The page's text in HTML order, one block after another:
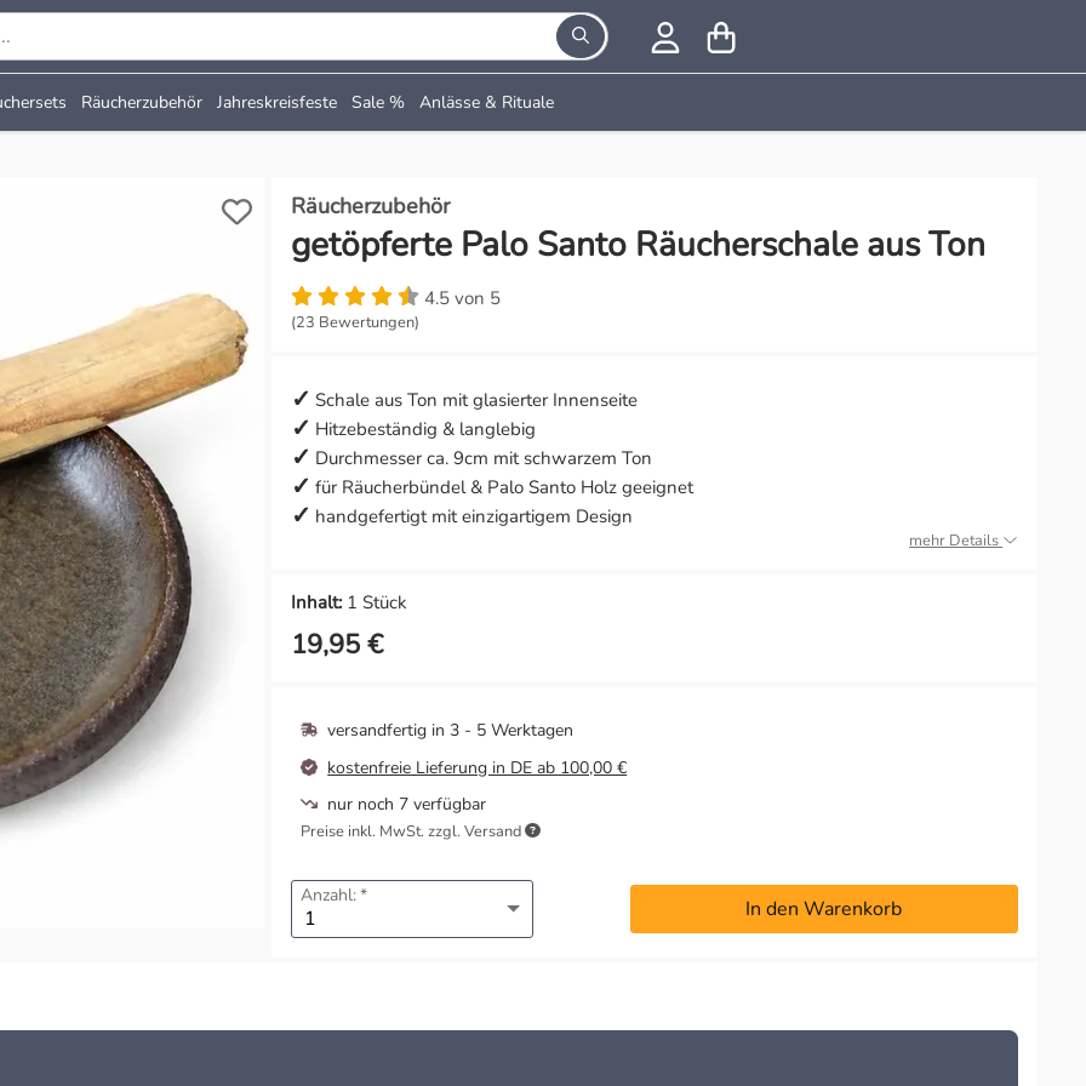
Suchbegriff eingeben, Vorschläge erscheinen während
Räucherzubehör Jahreskreisfeste Sale % Anlässe & Rituale
Räucherzubehör
getöpferte Palo Santo Räucherschale aus Ton
4.5 von 5
(23 Bewertungen)
Schale aus Ton mit glasierter Innenseite
Hitzebeständig & langlebig
Durchmesser ca. 9cm mit schwarzem Ton
für Räucherbündel & Palo Santo Holz geeignet
handgefertigt mit einzigartigem Design
mehr Details
Inhalt: 1 Stück
19,95 €
versandfertig in3 - 5 Werktagen
kostenfreie Lieferung in DE ab 100,00 €
nur noch 7 verfügbar
Preise inkl. MwSt. zzgl. Versand
Anzahl:
In den Warenkorb